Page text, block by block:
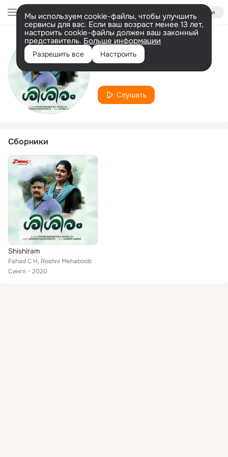
Войти
Мы используем cookie-файлы, чтобы улучшить
сервисы для вас. Если ваш возраст менее 13 лет,
настроить cookie-файлы должен ваш законный
представитель. Больше информации
Разрешить все Настроить
Исполнитель
Roshni Mehaboob
Слушать
Сборники
Shishiram
Fahad C H, Roshni Mehaboob
Сингл
2020